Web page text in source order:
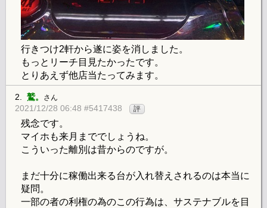
行きつけ2軒から遂に姿を消しました。
もっとリーチ目見たかったです。
とりあえず他店当たってみます。
2. 鷲。 さん
2021/12/28 06:48 #5417438 評
残念です。
マイホも来月まででしょうね。
こういった離別は昔からのですが。
まだ十分に稼働出来る台が入れ替えされるのは本当に
疑問。
一部の者の利権の為のこの行為は、サステナブルを目